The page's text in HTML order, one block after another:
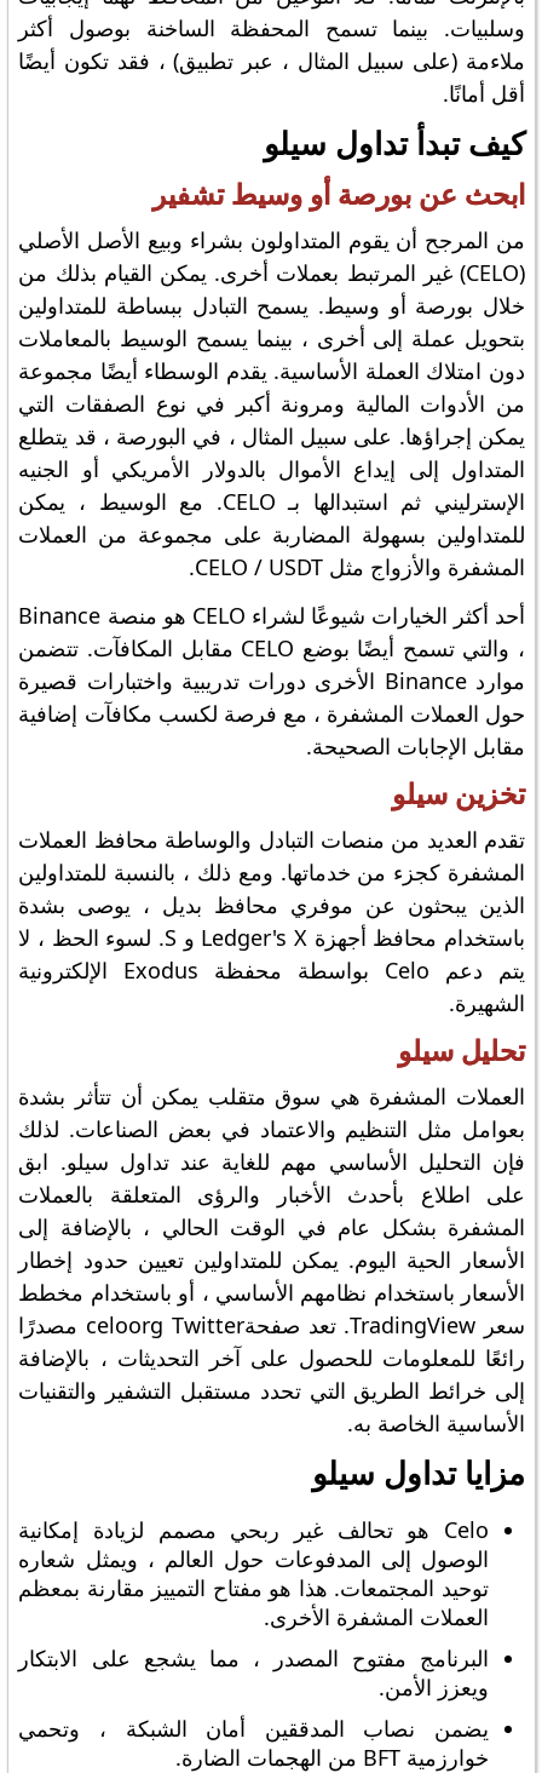
وسلبيات. بينما تسمح المحفظة الساخنة بوصول أكثر
ملاءمة (على سبيل المثال ، عبر تطبيق) ، فقد تكون أيضًا
أقل أمانًا.
كيف تبدأ تداول سيلو
ابحث عن بورصة أو وسيط تشفير
من المرجح أن يقوم المتداولون بشراء وبيع الأصل الأصلي
(CELO) غير المرتبط بعملات أخرى. يمكن القيام بذلك من
خلال بورصة أو وسيط. يسمح التبادل ببساطة للمتداولين
بتحويل عملة إلى أخرى ، بينما يسمح الوسيط بالمعاملات
دون امتلاك العملة الأساسية. يقدم الوسطاء أيضًا مجموعة
من الأدوات المالية ومرونة أكبر في نوع الصفقات التي
يمكن إجراؤها. على سبيل المثال ، في البورصة ، قد يتطلع
المتداول إلى إيداع الأموال بالدولار الأمريكي أو الجنيه
الإسترليني ثم استبدالها بـ CELO. مع الوسيط ، يمكن
للمتداولين بسهولة المضاربة على مجموعة من العملات
المشفرة والأزواج مثل CELO / USDT.
أحد أكثر الخيارات شيوعًا لشراء CELO هو منصة Binance
، والتي تسمح أيضًا بوضع CELO مقابل المكافآت. تتضمن
موارد Binance الأخرى دورات تدريبية واختبارات قصيرة
حول العملات المشفرة ، مع فرصة لكسب مكافآت إضافية
مقابل الإجابات الصحيحة.
تخزين سيلو
تقدم العديد من منصات التبادل والوساطة محافظ العملات
المشفرة كجزء من خدماتها. ومع ذلك ، بالنسبة للمتداولين
الذين يبحثون عن موفري محافظ بديل ، يوصى بشدة
باستخدام محافظ أجهزة Ledger's X و S. لسوء الحظ ، لا
يتم دعم Celo بواسطة محفظة Exodus الإلكترونية
الشهيرة.
تحليل سيلو
العملات المشفرة هي سوق متقلب يمكن أن تتأثر بشدة
بعوامل مثل التنظيم والاعتماد في بعض الصناعات. لذلك
فإن التحليل الأساسي مهم للغاية عند تداول سيلو. ابق
على اطلاع بأحدث الأخبار والرؤى المتعلقة بالعملات
المشفرة بشكل عام في الوقت الحالي ، بالإضافة إلى
الأسعار الحية اليوم. يمكن للمتداولين تعيين حدود إخطار
الأسعار باستخدام نظامهم الأساسي ، أو باستخدام مخطط
سعر TradingView. تعد صفحةceloorg Twitter مصدرًا
رائعًا للمعلومات للحصول على آخر التحديثات ، بالإضافة
إلى خرائط الطريق التي تحدد مستقبل التشفير والتقنيات
الأساسية الخاصة به.
مزايا تداول سيلو
Celo هو تحالف غير ربحي مصمم لزيادة إمكانية
الوصول إلى المدفوعات حول العالم ، ويمثل شعاره
توحيد المجتمعات. هذا هو مفتاح التمييز مقارنة بمعظم
العملات المشفرة الأخرى.
البرنامج مفتوح المصدر ، مما يشجع على الابتكار
ويعزز الأمن.
يضمن نصاب المدققين أمان الشبكة ، وتحمي
خوارزمية BFT من الهجمات الضارة.